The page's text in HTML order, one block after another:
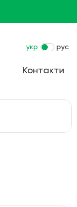
укр рус
Контакти